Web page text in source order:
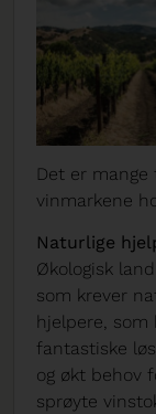
Det er
vinmarkene
Naturlige
Økologisk
som krever
hjelpere, som
fantastiske
og økt behov
sprøyte